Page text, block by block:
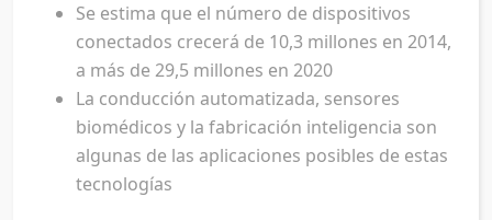
Se estima que el número de dispositivos
conectados crecerá de 10,3 millones en 2014,
a más de 29,5 millones en 2020
La conducción automatizada, sensores
biomédicos y la fabricación inteligencia son
algunas de las aplicaciones posibles de estas
tecnologías